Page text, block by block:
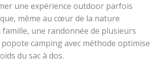
une expérience outdoor parfois
même au cœur de la nature
une randonnée de plusieurs
camping avec méthode optimise
du sac à dos.